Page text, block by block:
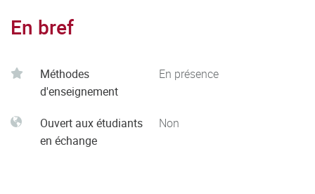
En bref
Méthodes
d'enseignement
En présence
Ouvert aux étudiants
en échange
Non